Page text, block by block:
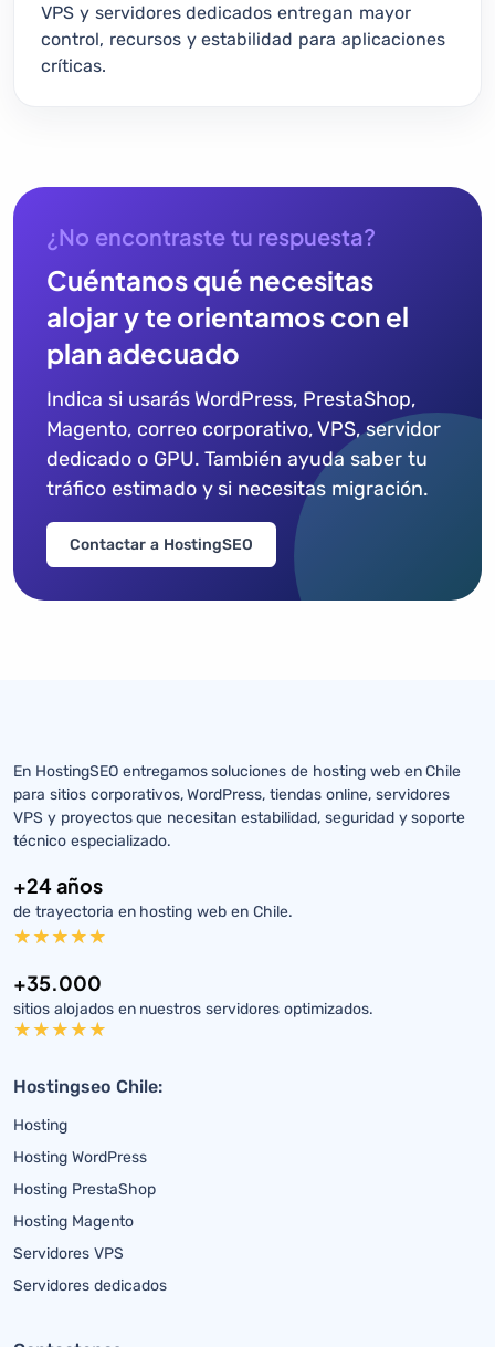
VPS y servidores dedicados entregan mayor
control, recursos y estabilidad para aplicaciones
críticas.
¿No encontraste tu respuesta?
Cuéntanos qué necesitas
alojar y te orientamos con el
plan adecuado
Indica si usarás WordPress, PrestaShop,
Magento, correo corporativo, VPS, servidor
dedicado o GPU. También ayuda saber tu
tráfico estimado y si necesitas migración.
Contactar a HostingSEO
En HostingSEO entregamos soluciones de hosting web en Chile
para sitios corporativos, WordPress, tiendas online, servidores
VPS y proyectos que necesitan estabilidad, seguridad y soporte
técnico especializado.
+24 años
de trayectoria en hosting web en Chile.
+35.000
sitios alojados en nuestros servidores optimizados.
Hostingseo Chile:
Hosting
Hosting WordPress
Hosting PrestaShop
Hosting Magento
Servidores VPS
Servidores dedicados